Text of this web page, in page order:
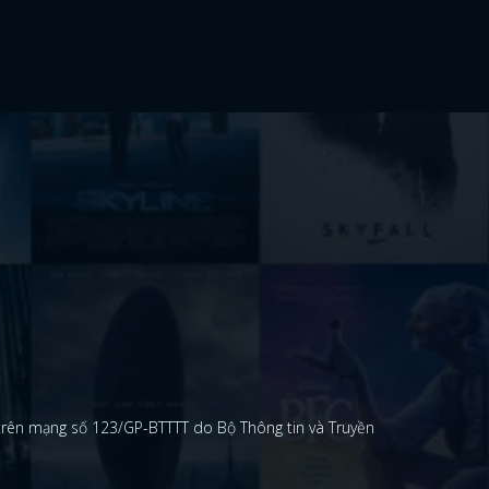
mạng số 123/GP-BTTTT do Bộ Thông tin và Truyền